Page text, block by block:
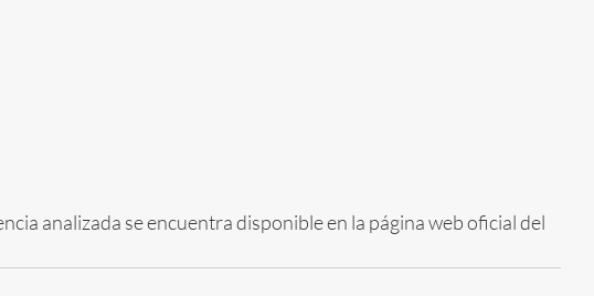
analizada se encuentra disponible en la página web oficial del